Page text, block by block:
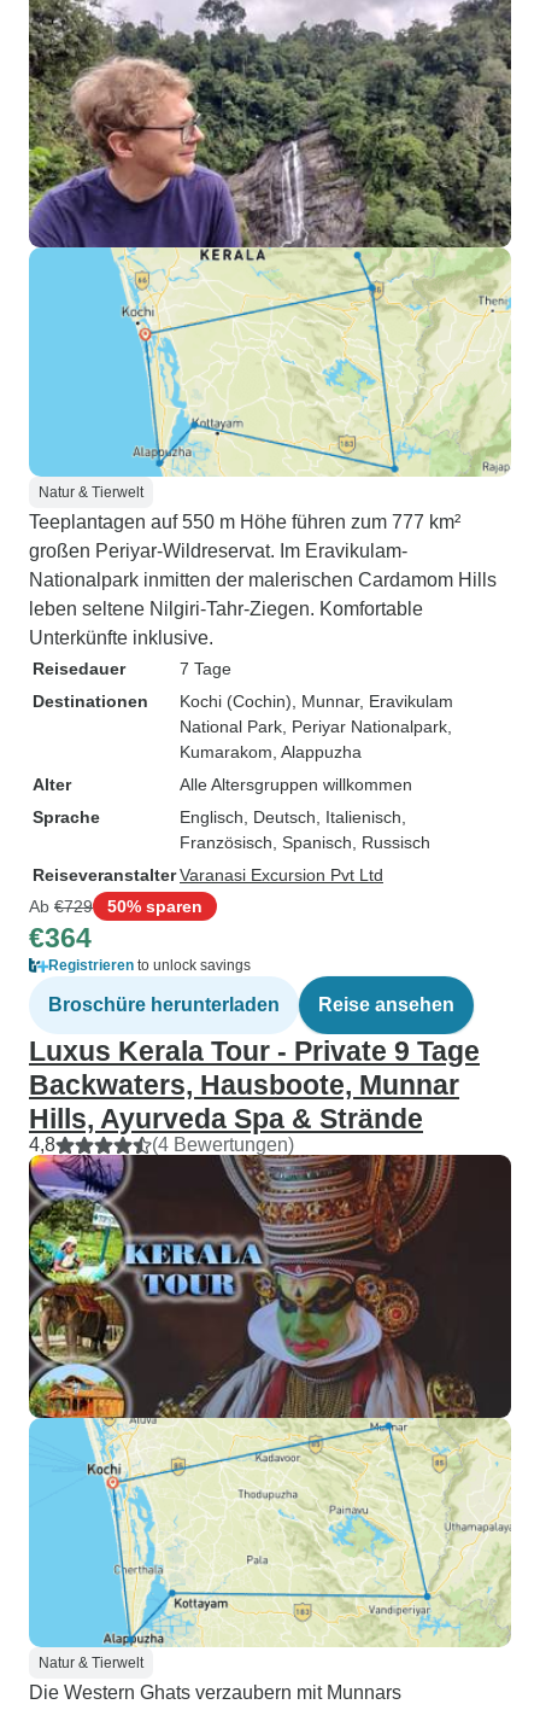
Natur & Tierwelt
Teeplantagen auf 550 m Höhe führen zum 777 km²
großen Periyar-Wildreservat. Im Eravikulam-
Nationalpark inmitten der malerischen Cardamom Hills
leben seltene Nilgiri-Tahr-Ziegen. Komfortable
Unterkünfte inklusive.
Reisedauer
7 Tage
Destinationen
Kochi (Cochin) , Munnar, Eravikulam
National Park , Periyar Nationalpark
Kumarakom , Alappuzha
Alter
Alle Altersgruppen willkommen
Sprache
Englisch, Deutsch, Italienisch,
Französisch, Spanisch, Russisch
ReiseveranstalterVaranasi Excursion Pvt Ltd
Ab €729 50% sparen
€364
Registrieren to unlock savings
Broschüre herunterladen Reise ansehen
Luxus Kerala Tour - Private 9 Tage
Backwaters, Hausboote, Munnar
Hills, Ayurveda Spa & Strände
4,8 (4 Bewertungen)
Natur & Tierwelt
Die Western Ghats verzaubern mit Munnars